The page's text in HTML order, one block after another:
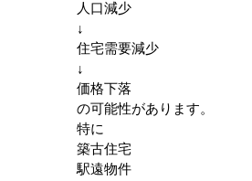
人口減少
↓
住宅需要減少
↓
価格下落
の可能性があります。
特に
築古住宅
駅遠物件